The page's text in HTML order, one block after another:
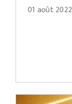
01 août 2022